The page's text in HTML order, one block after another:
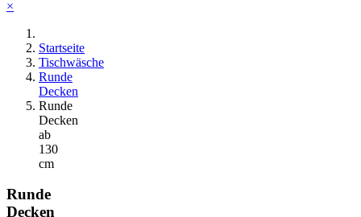
×
Startseite
Tischwäsche
Runde
Decken
Runde
Decken
ab
130
cm
Runde
Decken